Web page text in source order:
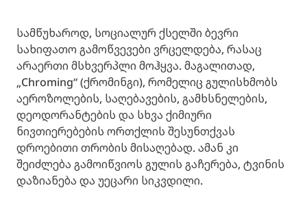
სამწუხაროდ, სოციალურ ქსელში ბევრი
სახიფათო გამოწვევები ვრცელდება, რასაც
არაერთი მსხვერპლი მოჰყვა. მაგალითად,
„Chroming“ (ქრომინგი), რომელიც გულისხმობს
აეროზოლების, საღებავების, გამხსნელების,
დეოდორანტების და სხვა ქიმიური
ნივთიერებების ორთქლის შესუნთქვას
დროებითი თრობის მისაღებად. ამან კი
შეიძლება გამოიწვიოს გულის გაჩერება, ტვინის
დაზიანება და უეცარი სიკვდილი.